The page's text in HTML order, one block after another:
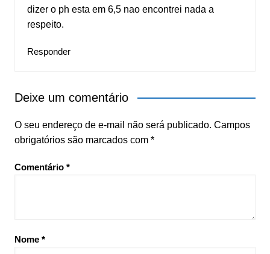
dizer o ph esta em 6,5 nao encontrei nada a
respeito.
Responder
Deixe um comentário
O seu endereço de e-mail não será publicado. Campos
obrigatórios são marcados com *
Comentário *
Nome *